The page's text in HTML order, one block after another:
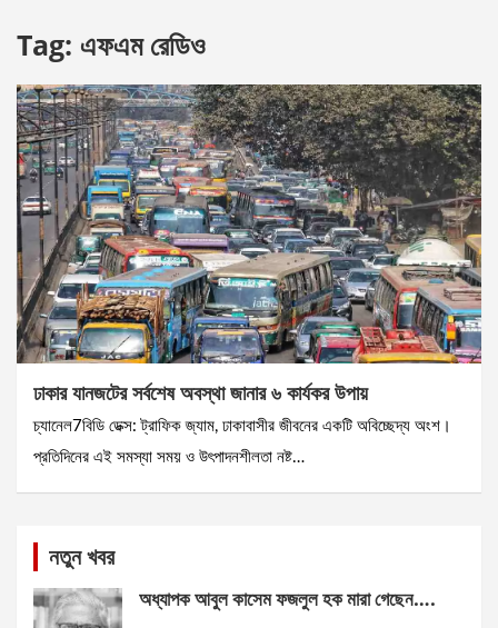
Tag: এফএম রেডিও
ঢাকার যানজটের সর্বশেষ অবস্থা জানার ৬ কার্যকর উপায়
চ্যানেল7বিডি ডেক্স: ট্রাফিক জ্যাম, ঢাকাবাসীর জীবনের একটি অবিচ্ছেদ্য অংশ।
প্রতিদিনের এই সমস্যা সময় ও উৎপাদনশীলতা নষ্ট…
নতুন খবর
অধ্যাপক আবুল কাসেম ফজলুল হক মারা গেছেন….